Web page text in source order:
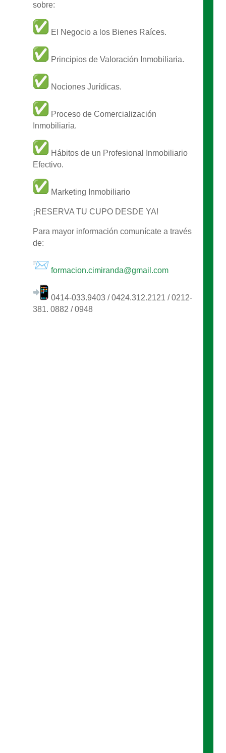
sobre:
El Negocio a los Bienes Raíces.
Principios de Valoración Inmobiliaria.
Nociones Jurídicas.
Proceso de Comercialización
Inmobiliaria.
Hábitos de un Profesional Inmobiliario
Efectivo.
Marketing Inmobiliario
¡RESERVA TU CUPO DESDE YA!
Para mayor información comunícate a través
de:
formacion.cimiranda@gmail.com
0414-033.9403 / 0424.312.2121 / 0212-
381. 0882 / 0948